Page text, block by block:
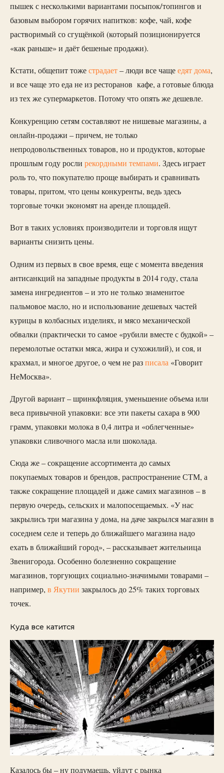
пышек с несколькими вариантами посыпок/топингов и
базовым выбором горячих напитков: кофе, чай, кофе
растворимый со сгущёнкой (который позиционируется
«как раньше» и даёт бешеные продажи).
Кстати, общепит тожестрадает– люди все чащеедят дома,
и все чаще это еда не из ресторанов кафе, а готовые блюда
из тех же супермаркетов. Потому что опять же дешевле.
Конкуренцию сетям составляют не нишевые магазины, а
онлайн-продажи – причем, не только
непродовольственных товаров, но и продуктов, которые
прошлым году росли рекордными темпами. Здесь играет
роль то, что покупателю проще выбирать и сравнивать
товары, притом, что цены конкуренты, ведь здесь
торговые точки экономят на аренде площадей.
Вот в таких условиях производители и торговля ищут
варианты снизить цены.
Одним из первых в свое время, еще с момента введения
антисанкций на западные продукты в 2014 году, стала
замена ингредиентов – и это не только знаменитое
пальмовое масло, но и использование дешевых частей
курицы в колбасных изделиях, и мясо механической
обвалки (практически то самое «рубили вместе с будкой» –
перемолотые остатки мяса, жира и сухожилий), и соя, и
крахмал, и многое другое, о чем не разписала «Говорит
НеМосква».
Другой вариант – шринкфляция, уменьшение объема или
веса привычной упаковки: все эти пакеты сахара в 900
грамм, упаковки молока в 0,4 литра и «облегченные»
упаковки сливочного масла или шоколада.
Сюда же – сокращение ассортимента до самых
покупаемых товаров и брендов, распространение СТМ, а
также сокращение площадей и даже самих магазинов – в
первую очередь, сельских и малопосещаемых. «У нас
закрылись три магазина у дома, на даче закрылся магазин в
соседнем селе и теперь до ближайшего магазина надо
ехать в ближайший город», – рассказывает жительница
Звенигорода. Особенно болезненно сокращение
магазинов, торгующих социально-значимыми товарами –
например, в Якутии закрылось до 25% таких торговых
точек.
Куда все катится
Казалось бы – ну подумаешь, уйдут с рынка